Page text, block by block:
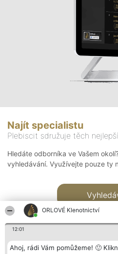
ORLOVÉ Klenotnictví
12:01
Ahoj, rádi Vám pomůžeme! 🙂
Najít specialistu
Plebiscit sdružuje těch
Hledáte odborníka ve Vašem
vyhledávání. Využívejte pouze ty